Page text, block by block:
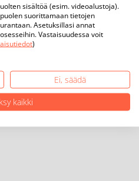
sisältöä (esim. videoalustoja).
suorittamaan tietojen
Asetuksillasi annat
Vastaisuudessa voit
)
Ei, säädä
kaikki